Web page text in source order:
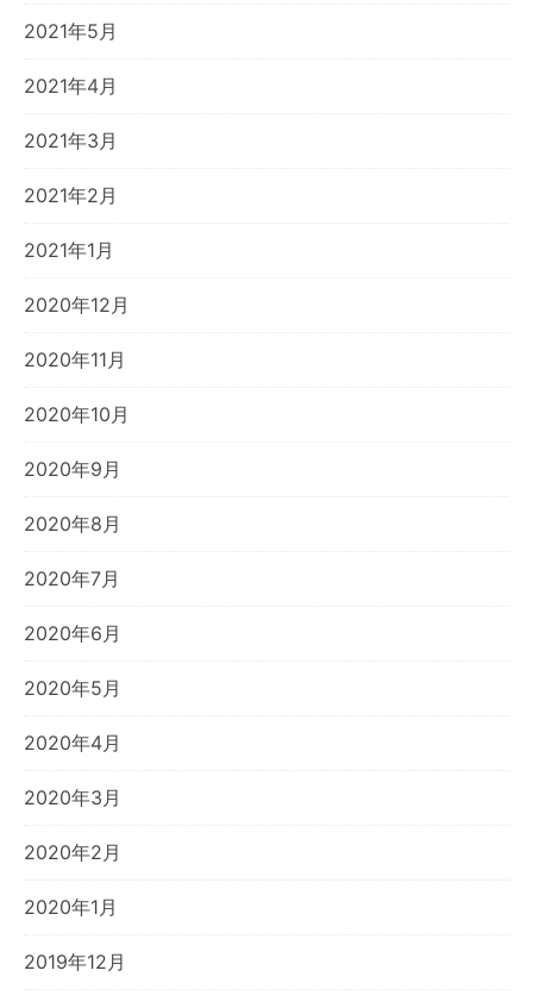
2021年5月
2021年4月
2021年3月
2021年2月
2021年1月
2020年12月
2020年11月
2020年10月
2020年9月
2020年8月
2020年7月
2020年6月
2020年5月
2020年4月
2020年3月
2020年2月
2020年1月
2019年12月